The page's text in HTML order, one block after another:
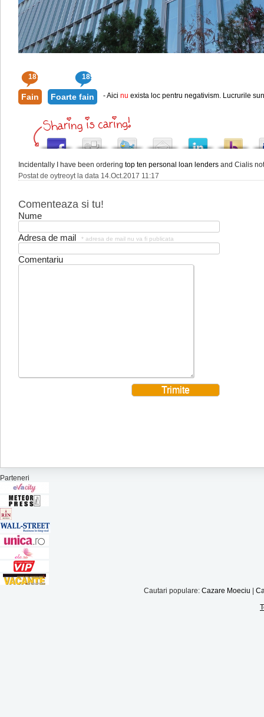
187 189
Fain Foarte fain - Aici nu exista loc pentru negativism. Lucrurile
Incidentally I have been ordering top ten personal loan lenders and Cialis
Postat de oytreoyt la data 14.Oct.2017 11:17
Comenteaza si tu!
Nume
Adresa de mail * adresa de mail nu va fi publicata
Comentariu
Parteneri
Cautari populare: Cazare Moeciu